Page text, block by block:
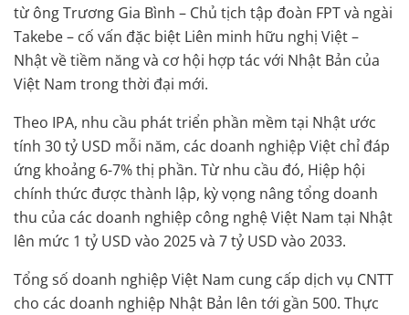
từ ông Trương Gia Bình – Chủ tịch tập đoàn FPT và ngài
Takebe – cố vấn đặc biệt Liên minh hữu nghị Việt –
Nhật về tiềm năng và cơ hội hợp tác với Nhật Bản của
Việt Nam trong thời đại mới.
Theo IPA, nhu cầu phát triển phần mềm tại Nhật ước
tính 30 tỷ USD mỗi năm, các doanh nghiệp Việt chỉ đáp
ứng khoảng 6-7% thị phần. Từ nhu cầu đó, Hiệp hội
chính thức được thành lập, kỳ vọng nâng tổng doanh
thu của các doanh nghiệp công nghệ Việt Nam tại Nhật
lên mức 1 tỷ USD vào 2025 và 7 tỷ USD vào 2033.
Tổng số doanh nghiệp Việt Nam cung cấp dịch vụ CNTT
cho các doanh nghiệp Nhật Bản lên tới gần 500. Thực